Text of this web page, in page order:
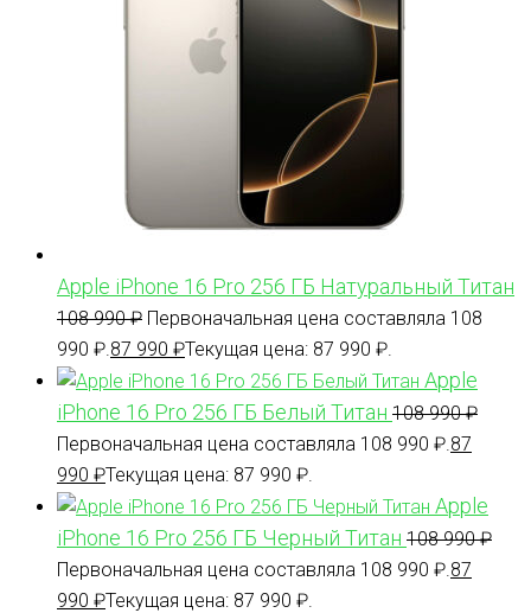
Apple iPhone 16 Pro 256 ГБ Натуральный Титан
108 990₽ Первоначальная цена составляла 108
990 ₽. 87 990 ₽Текущая цена: 87 990 ₽.
Apple
iPhone 16 Pro 256 ГБ Белый Титан 108 990₽
Первоначальная цена составляла 108 990 ₽. 87
990 ₽Текущая цена: 87 990 ₽.
Apple
iPhone 16 Pro 256 ГБ Черный Титан 108 990₽
Первоначальная цена составляла 108 990 ₽. 87
990 ₽Текущая цена: 87 990 ₽.